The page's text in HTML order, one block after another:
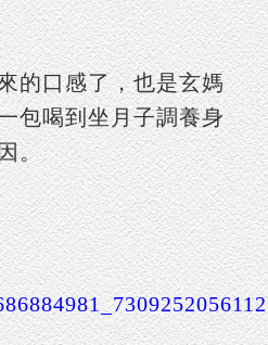
的口感了，也是玄媽
包喝到坐月子調養身
。